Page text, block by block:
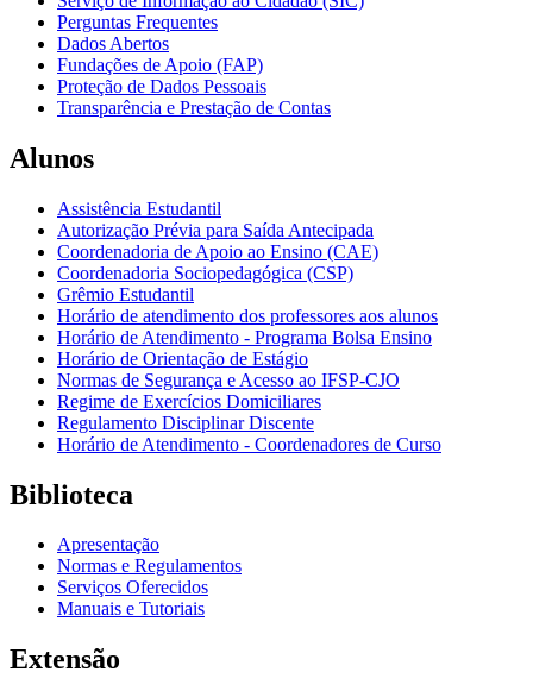
Perguntas Frequentes
Dados Abertos
Fundações de Apoio (FAP)
Proteção de Dados Pessoais
Transparência e Prestação de Contas
Alunos
Assistência Estudantil
Autorização Prévia para Saída Antecipada
Coordenadoria de Apoio ao Ensino (CAE)
Coordenadoria Sociopedagógica (CSP)
Grêmio Estudantil
Horário de atendimento dos professores aos alunos
Horário de Atendimento - Programa Bolsa Ensino
Horário de Orientação de Estágio
Normas de Segurança e Acesso ao IFSP-CJO
Regime de Exercícios Domiciliares
Regulamento Disciplinar Discente
Horário de Atendimento - Coordenadores de Curso
Biblioteca
Apresentação
Normas e Regulamentos
Serviços Oferecidos
Manuais e Tutoriais
Extensão